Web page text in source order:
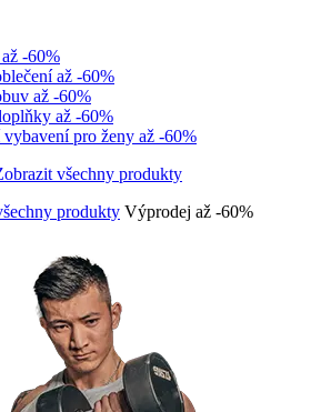
-60%
až -60%
až -60%
až -60%
pro ženy až -60%
produkty Výprodej až -60%